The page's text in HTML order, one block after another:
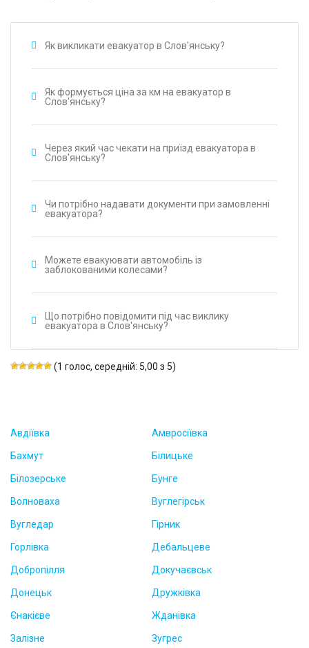
Авдіївка Амвросіївка
Бахмут Білицьке
Білозерське Бунге
Волноваха Вуглегірськ
Вугледар Гірник
Горлівка Дебальцеве
Добропілля Докучаєвськ
Донецьк Дружківка
Єнакієве Жданівка
Залізне Зугрес
Як викликати евакуатор в Слов'янську?
Як формується ціна за км на евакуатор в
Слов'янську?
Через який час чекати на приїзд евакуатора в
Слов'янську?
Чи потрібно надавати документи при замовленні
евакуатора?
Можете евакуювати автомобіль із
заблокованими колесами?
Що потрібно повідомити під час виклику
евакуатора в Слов'янську?
(1 голос, середній: 5,00 з 5)